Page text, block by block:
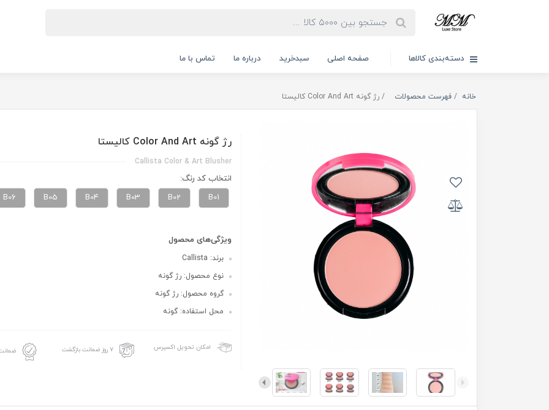
دسته‌بندی کالاها صفحه اصلی سبدخرید درباره ما تماس با ما
خانه فهرست محصولات رژ گونه Color And Art کالیستا
رژ گونه Color And Art کالیستا
Callista Color & Art Blusher
انتخاب کد رنگ:
B01
B02
B03
B04
B05
B06
ویژگی‌های محصول
برند: Callista
نوع محصول: رژ گونه
گروه محصول: رژ گونه
محل استفاده: گونه
امکان تحویل اکسپرس ۷ روز ضمانت بازگشت